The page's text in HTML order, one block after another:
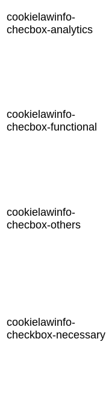
cookielawinfo-
checbox-analytics
cookielawinfo-
checbox-functional
cookielawinfo-
checbox-others
cookielawinfo-
checkbox-necessary